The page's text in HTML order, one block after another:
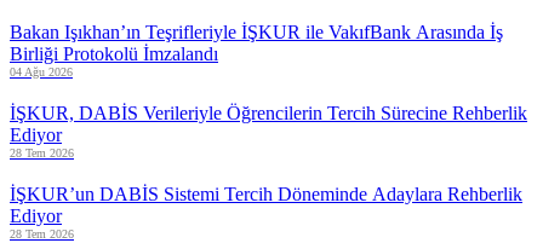
Bakan Işıkhan’ın Teşrifleriyle İŞKUR ile VakıfBank Arasında İş
Birliği Protokolü İmzalandı
04 Ağu 2026
İŞKUR, DABİS Verileriyle Öğrencilerin Tercih Sürecine Rehberlik
Ediyor
28 Tem 2026
İŞKUR’un DABİS Sistemi Tercih Döneminde Adaylara Rehberlik
Ediyor
28 Tem 2026